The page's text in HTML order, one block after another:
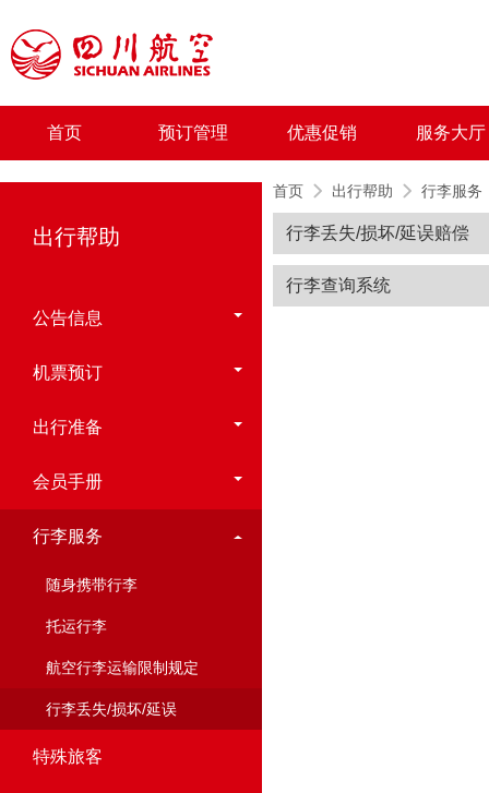
首页 预订管理 优惠促销 服务大厅
出行帮助
公告信息
机票预订
出行准备
会员手册
行李服务
随身携带行李
托运行李
航空行李运输限制规定
行李丢失/损坏/延误
特殊旅客
首页 出行帮助 行李服务
行李丢失/损坏/延误赔偿
行李查询系统